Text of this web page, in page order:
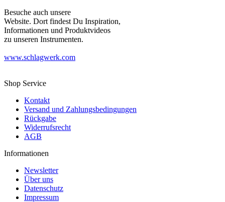
Besuche auch unsere
Website. Dort findest Du Inspiration,
Informationen und Produktvideos
zu unseren Instrumenten.
www.schlagwerk.com
Shop Service
Kontakt
Versand und Zahlungsbedingungen
Rückgabe
Widerrufsrecht
AGB
Informationen
Newsletter
Über uns
Datenschutz
Impressum